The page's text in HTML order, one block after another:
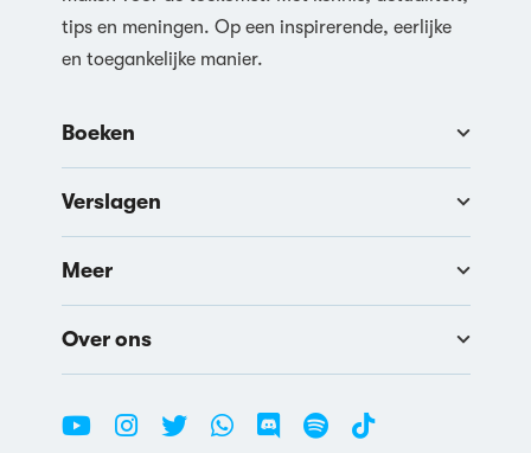
tips en meningen. Op een inspirerende, eerlijke
en toegankelijke manier.
Boeken
Verslagen
Meer
Over ons